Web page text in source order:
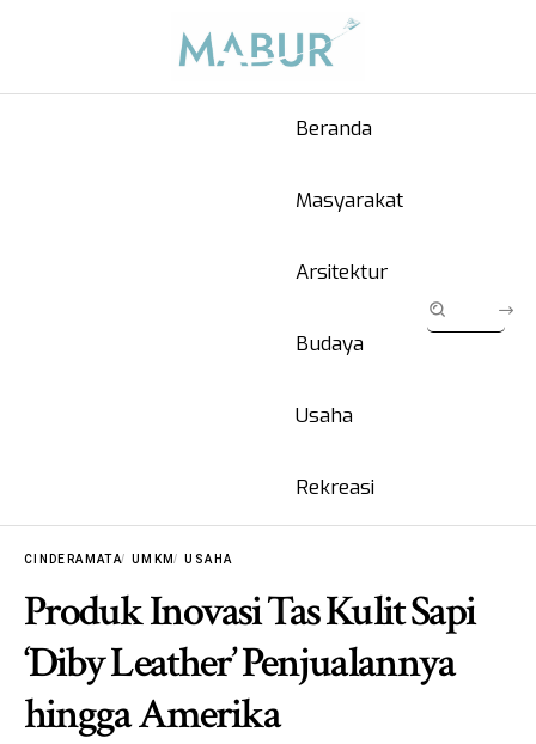
Beranda
Masyarakat
Arsitektur
Budaya
Usaha
Rekreasi
CINDERAMATA UMKM USAHA
Produk Inovasi Tas Kulit Sapi
‘Diby Leather’ Penjualannya
hingga Amerika